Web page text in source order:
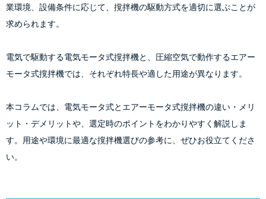
業環境、設備条件に応じて、撹拌機の駆動方式を適切に選ぶことが
求められます。
電気で駆動する電気モータ式撹拌機と、圧縮空気で動作するエアー
モータ式撹拌機では、それぞれ特長や適した用途が異なります。
本コラムでは、電気モータ式とエアーモータ式撹拌機の違い・メリ
ット・デメリットや、選定時のポイントをわかりやすく解説しま
す。用途や環境に最適な撹拌機選びの参考に、ぜひお役立てくださ
い。